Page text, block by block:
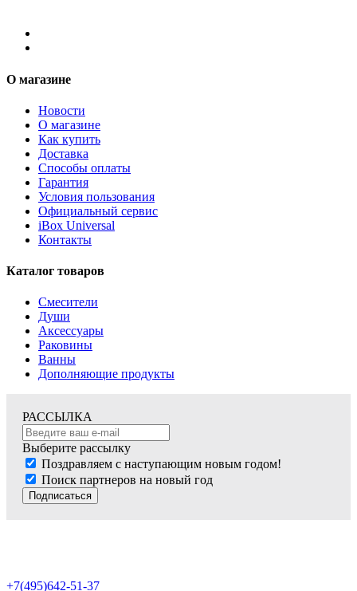
О магазине
Новости
О магазине
Как купить
Доставка
Способы оплаты
Гарантия
Условия пользования
Официальный сервис
iBox Universal
Контакты
Каталог товаров
Смесители
Души
Аксессуары
Раковины
Ванны
Дополняющие продукты
РАССЫЛКА
Выберите рассылку
Поздравляем с наступающим новым годом!
Поиск партнеров на новый год
Подписаться
+7(495)642-51-37